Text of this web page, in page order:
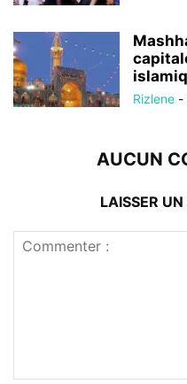
Rizlene -
AUCUN
LAISSER